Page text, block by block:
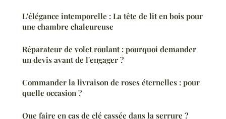
L'élégance intemporelle : La tête de lit en bois pour
une chambre chaleureuse
Réparateur de volet roulant : pourquoi demander
un devis avant de l'engager ?
Commander la livraison de roses éternelles : pour
quelle occasion ?
Que faire en cas de clé cassée dans la serrure ?